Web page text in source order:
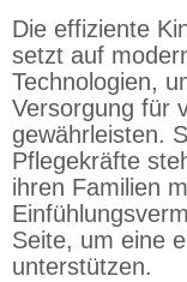
Die effiziente
setzt auf
Technologien,
Versorgung für
gewährleisten.
Pflegekräfte
ihren Familien
Seite, um eine
unterstützen.